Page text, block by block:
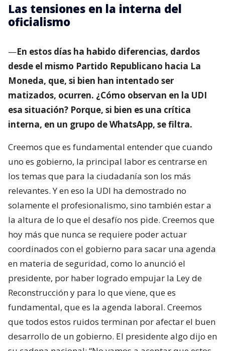
Las tensiones en la interna del
oficialismo
—En estos días ha habido diferencias, dardos
desde el mismo Partido Republicano hacia La
Moneda, que, si bien han intentado ser
matizados, ocurren. ¿Cómo observan en la UDI
esa situación? Porque, si bien es una crítica
interna, en un grupo de WhatsApp, se filtra.
Creemos que es fundamental entender que cuando
uno es gobierno, la principal labor es centrarse en
los temas que para la ciudadanía son los más
relevantes. Y en eso la UDI ha demostrado no
solamente el profesionalismo, sino también estar a
la altura de lo que el desafío nos pide. Creemos que
hoy más que nunca se requiere poder actuar
coordinados con el gobierno para sacar una agenda
en materia de seguridad, como lo anunció el
presidente, por haber logrado empujar la Ley de
Reconstrucción y para lo que viene, que es
fundamental, que es la agenda laboral. Creemos
que todos estos ruidos terminan por afectar el buen
desarrollo de un gobierno. El presidente algo dijo en